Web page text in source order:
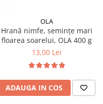
OLA
Hrană nimfe, semințe mari
floarea soarelui, OLA 400 g
13,00 Lei
ADAUGA IN COS